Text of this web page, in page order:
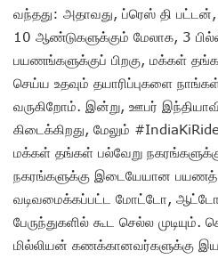
வந்தது: அதாவது, ப்ரெஸ் தி பட்டன்,
10 ஆண்டுகளுக்கும் மேலாக, 3
பயணங்களுக்குப் பிறகு, மக்கள்
செய்ய உதவும் தயாரிப்புகளை
வருகிறோம். இன்று, ஊபர்
கிடைக்கிறது, மேலும்
மக்கள் தங்கள் பல்வேறு
நகரங்களுக்கு இடையேயான
வடிவமைக்கப்பட்ட மோட்டோ,
பேருந்துகளில் கூட செல்ல
மில்லியன் கணக்கானவர்களுக்கு